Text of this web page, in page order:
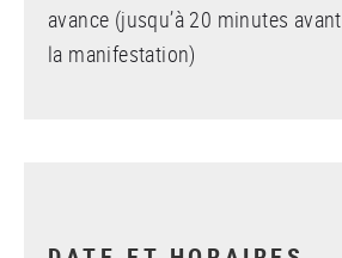
avance (jusqu’à 20 minutes avant
la manifestation)